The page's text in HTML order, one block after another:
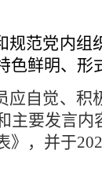
规范党内组
鲜明、形
应自觉、积
主要发言
》，并于